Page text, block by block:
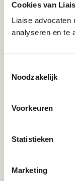
Cookies van
Liaise advocaten
analyseren en te
Noodzakelijk
Voorkeuren
Statistieken
Marketing